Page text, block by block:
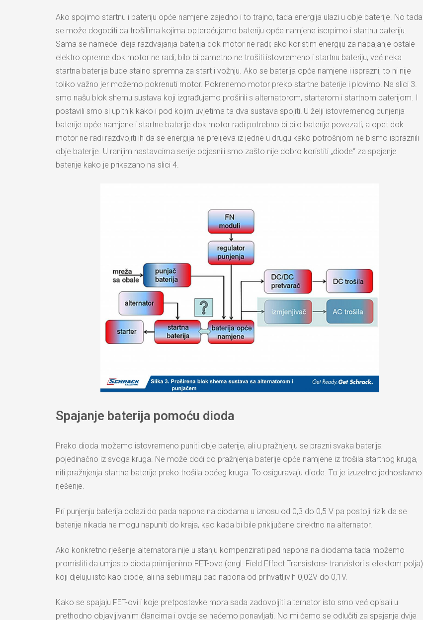
Ako spojimo startnu i bateriju opće namjene zajedno i to trajno, tada energija ulazi u obje baterije. No tada
se može dogoditi da trošilima kojima opterećujemo bateriju opće namjene iscrpimo i startnu bateriju.
Sama se nameće ideja razdvajanja baterija dok motor ne radi; ako koristim energiju za napajanje ostale
elektro opreme dok motor ne radi, bilo bi pametno ne trošiti istovremeno i startnu bateriju, već neka
startna baterija bude stalno spremna za start i vožnju. Ako se baterija opće namjene i isprazni, to ni nije
toliko važno jer možemo pokrenuti motor. Pokrenemo motor preko startne baterije i plovimo! Na slici 3.
smo našu blok shemu sustava koji izgrađujemo proširili s alternatorom, starterom i startnom baterijom. I
postavili smo si upitnik kako i pod kojim uvjetima ta dva sustava spojiti! U želji istovremenog punjenja
baterije opće namjene i startne baterije dok motor radi potrebno bi bilo baterije povezati, a opet dok
motor ne radi razdvojiti ih da se energija ne prelijeva iz jedne u drugu kako potrošnjom ne bismo ispraznili
obje baterije. U ranijim nastavcima serije objasnili smo zašto nije dobro koristiti „diode“ za spajanje
baterije kako je prikazano na slici 4.
Spajanje baterija pomoću dioda
Preko dioda možemo istovremeno puniti obje baterije, ali u pražnjenju se prazni svaka baterija
pojedinačno iz svoga kruga. Ne može doći do pražnjenja baterije opće namjene iz trošila startnog kruga,
niti pražnjenja startne baterije preko trošila općeg kruga. To osiguravaju diode. To je izuzetno jednostavno
rješenje.
Pri punjenju baterija dolazi do pada napona na diodama u iznosu od 0,3 do 0,5 V pa postoji rizik da se
baterije nikada ne mogu napuniti do kraja, kao kada bi bile priključene direktno na alternator.
Ako konkretno rješenje alternatora nije u stanju kompenzirati pad napona na diodama tada možemo
promisliti da umjesto dioda primijenimo FET-ove (engl. Field Effect Transistors- tranzistori s efektom polja)
koji djeluju isto kao diode, ali na sebi imaju pad napona od prihvatljivih 0,02V do 0,1V.
Kako se spajaju FET-ovi i koje pretpostavke mora sada zadovoljiti alternator isto smo već opisali u
prethodno objavljivanim člancima i ovdje se nećemo ponavljati. No mi ćemo se odlučiti za spajanje dvije